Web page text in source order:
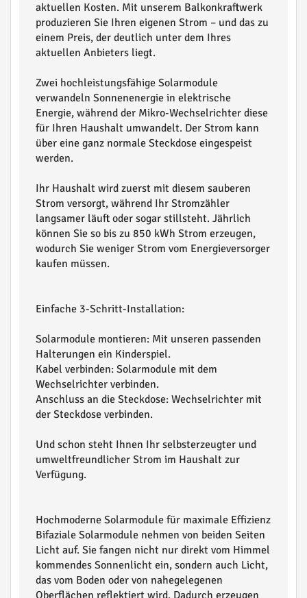
aktuellen Kosten. Mit unserem Balkonkraftwerk
produzieren Sie Ihren eigenen Strom – und das zu
einem Preis, der deutlich unter dem Ihres
aktuellen Anbieters liegt.
Zwei hochleistungsfähige Solarmodule
verwandeln Sonnenenergie in elektrische
Energie, während der Mikro-Wechselrichter diese
für Ihren Haushalt umwandelt. Der Strom kann
über eine ganz normale Steckdose eingespeist
werden.
Ihr Haushalt wird zuerst mit diesem sauberen
Strom versorgt, während Ihr Stromzähler
langsamer läuft oder sogar stillsteht. Jährlich
können Sie so bis zu 850 kWh Strom erzeugen,
wodurch Sie weniger Strom vom Energieversorger
kaufen müssen.
Einfache 3-Schritt-Installation:
Solarmodule montieren: Mit unseren passenden
Halterungen ein Kinderspiel.
Kabel verbinden: Solarmodule mit dem
Wechselrichter verbinden.
Anschluss an die Steckdose: Wechselrichter mit
der Steckdose verbinden.
Und schon steht Ihnen Ihr selbsterzeugter und
umweltfreundlicher Strom im Haushalt zur
Verfügung.
Hochmoderne Solarmodule für maximale Effizienz
Bifaziale Solarmodule nehmen von beiden Seiten
Licht auf. Sie fangen nicht nur direkt vom Himmel
kommendes Sonnenlicht ein, sondern auch Licht,
das vom Boden oder von nahegelegenen
Oberflächen reflektiert wird. Dadurch erzeugen